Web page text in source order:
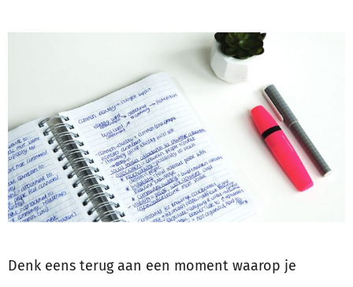
Denk eens terug aan een moment waarop je